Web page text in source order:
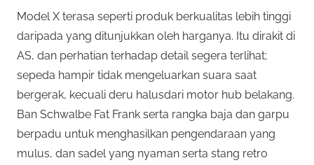
Model X terasa seperti produk berkualitas lebih tinggi
daripada yang ditunjukkan oleh harganya. Itu dirakit di
AS, dan perhatian terhadap detail segera terlihat;
sepeda hampir tidak mengeluarkan suara saat
bergerak, kecuali deru halusdari motor hub belakang.
Ban Schwalbe Fat Frank serta rangka baja dan garpu
berpadu untuk menghasilkan pengendaraan yang
mulus, dan sadel yang nyaman serta stang retro